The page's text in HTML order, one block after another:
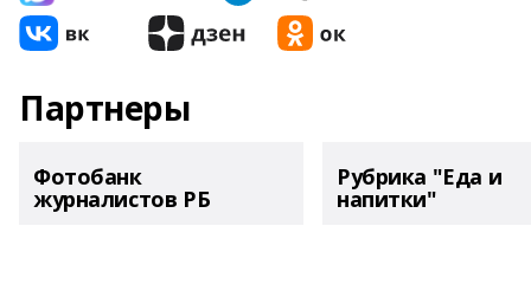
Партнеры
Фотобанк
журналистов РБ
Рубрика "Еда и
напитки"